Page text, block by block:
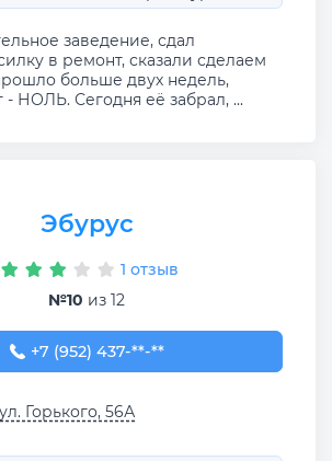
заведение, сдал
в ремонт, сказали сделаем
больше двух недель,
- НОЛЬ. Сегодня её забрал, ...
Эбурус
1 отзыв
№10 из 12
+7 (952) 437-26-77
+7 (952) 437-**-**
Горького, 56А